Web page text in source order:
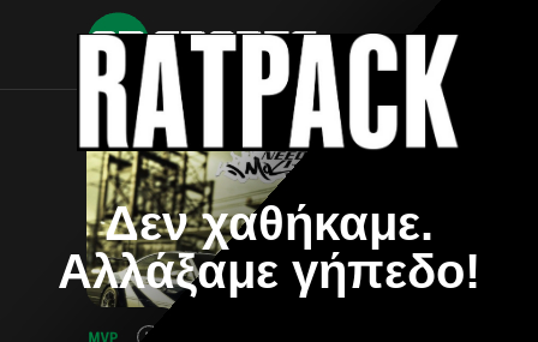
Δεν χαθήκαμε.
Αλλάξαμε γήπεδο!